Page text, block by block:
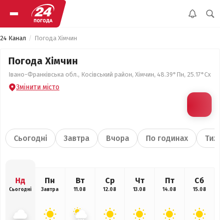
24 Канал Погода Хімчин
Погода Хімчин
Івано-Франківська обл., Косівський район, Хімчин, 48.39°Пн, 25.17°Сх
Змінити місто
Сьогодні Завтра Вчора По годинах
Нд
Сьогодні
Пн
Завтра
Вт
11.08
Ср
12.08
Чт
13.08
Пт
14.08
Сб
15.08